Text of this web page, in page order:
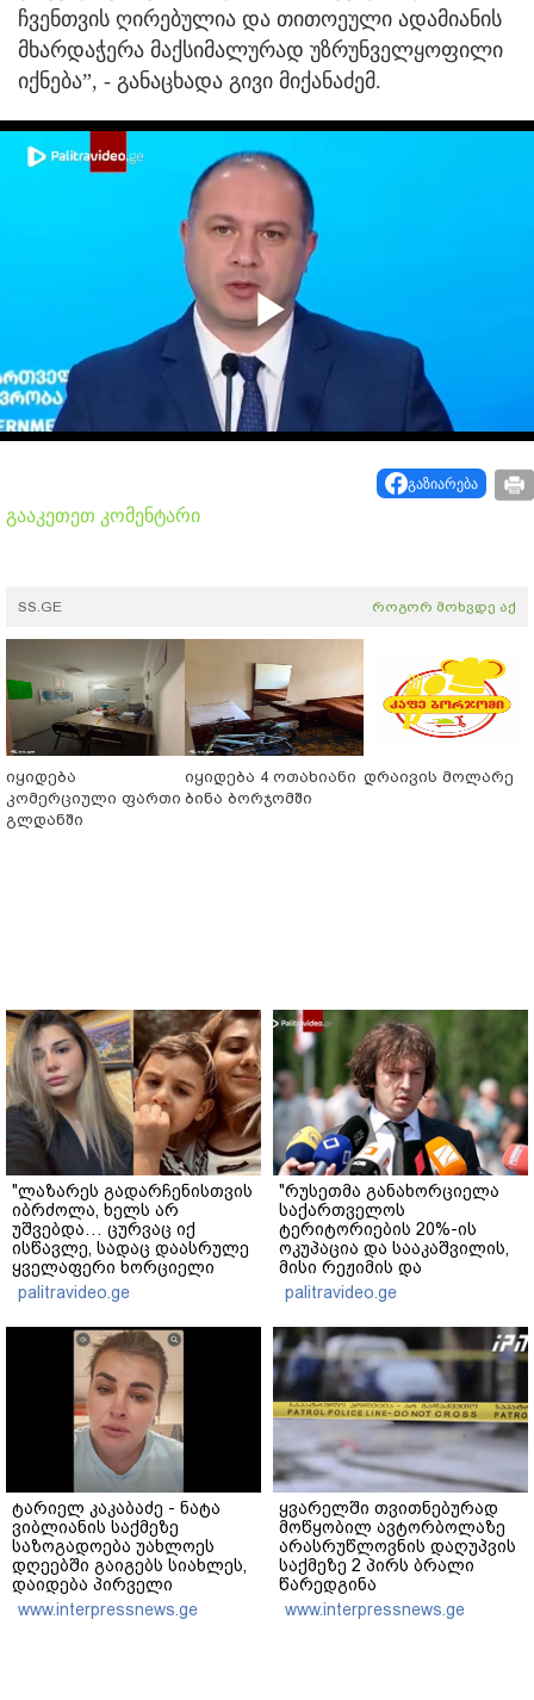
ჩვენთვის ღირებულია და თითოეული ადამიანის
მხარდაჭერა მაქსიმალურად უზრუნველყოფილი
იქნება”, - განაცხადა გივი მიქანაძემ.
Play
Videoგაზიარება
გააკეთეთ კომენტარი
SS.GE როგორ მოხვდე აქ
იყიდება
კომერციული ფართი
გლდანში
იყიდება 4 ოთახიანი
ბინა ბორჯომში
დრაივის მოლარე
"ლაზარეს გადარჩენისთვის
იბრძოლა, ხელს არ
უშვებდა… ცურვაც იქ
ისწავლე, სადაც დაასრულე
ყველაფერი ხორციელი
ცხოვრებიდან" – რას წერს
ხობში დაღუპული დედა-
შვილის ახლობელი?
palitravideo.ge
"რუსეთმა განახორციელა
საქართველოს
ტერიტორიების 20%-ის
ოკუპაცია და სააკაშვილის,
მისი რეჟიმის და
"ნაცმოძრაობის" ღალატი
ვერანაირად ვერ
გადაფარავს ამ
დანაშაულს" - ირაკლი
კობახიძე
palitravideo.ge
ტარიელ კაკაბაძე - ნატა
ვიბლიანის საქმეზე
საზოგადოება უახლოეს
დღეებში გაიგებს სიახლეს,
დაიდება პირველი
მნიშვნელოვანი შედეგი და
ოფიციალურად ცნობენ
www.interpressnews.ge
ყვარელში თვითნებურად
მოწყობილ ავტორბოლაზე
არასრუწლოვნის დაღუპვის
საქმეზე 2 პირს ბრალი
წარედგინა
www.interpressnews.ge